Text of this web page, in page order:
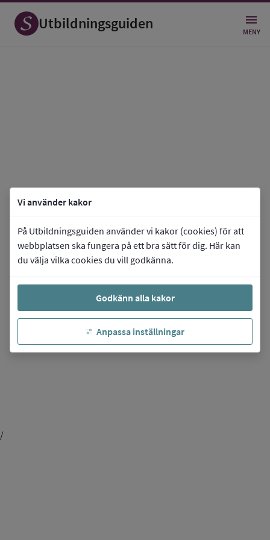
Vi använder kakor
På Utbildningsguiden använder vi kakor (cookies) för att
webbplatsen ska fungera på ett bra sätt för dig. Här kan
du välja vilka cookies du vill godkänna.
Godkänn alla kakor
Anpassa inställningar
Utbildningsguiden MENY
/